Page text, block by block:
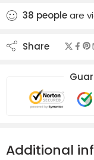
38 peopleare
Share
Additional